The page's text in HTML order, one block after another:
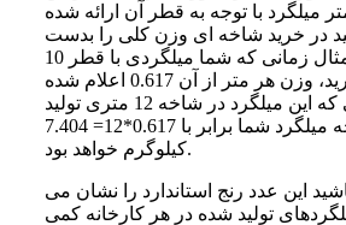
میلگرد با توجه به قطر آن ارائه شده
در خرید شاخه‌ ای وزن کلی را بدست
بیاورید. برای مثال زمانی که شما میلگردی با قطر 10
میلی‌متر را نیاز دارید، وزن هر متر از آن 0.617 اعلام شده
است. در صورتی که این میلگرد در شاخه 12 متری تولید
شود، وزن هر شاخه میلگرد شما برابر با 0.617*12= 7.404
کیلوگرم خواهد بود.
این عدد رنج استاندارد را نشان می‌
تولید شده در هر کارخانه کمی